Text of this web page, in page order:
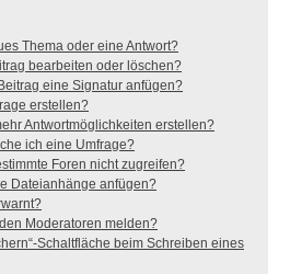
Thema oder eine Antwort?
bearbeiten oder löschen?
eine Signatur anfügen?
erstellen?
Antwortmöglichkeiten erstellen?
ich eine Umfrage?
Foren nicht zugreifen?
Dateianhänge anfügen?
Moderatoren melden?
Schaltfläche beim Schreiben eines